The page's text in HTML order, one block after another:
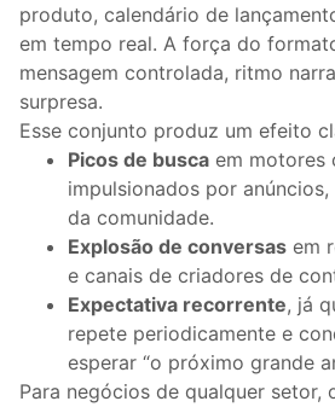
produto, calendário de
em tempo real. A força do
mensagem controlada, ritmo
surpresa.
Esse conjunto produz um efeito
Picos de busca em motores
impulsionados por
da comunidade.
Explosão de conversas em
e canais de criadores de
Expectativa recorrente, já
repete periodicamente e
esperar “o próximo grande
Para negócios de qualquer setor,